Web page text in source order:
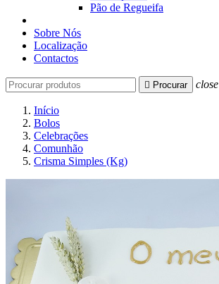
Pão de Regueifa
Sobre Nós
Localização
Contactos
 Procurar close
Início
Bolos
Celebrações
Comunhão
Crisma Simples (Kg)